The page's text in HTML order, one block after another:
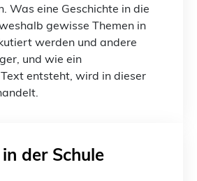
Was eine Geschichte in die
gewisse Themen in
werden und andere
und wie ein
entsteht, wird in dieser
der Schule